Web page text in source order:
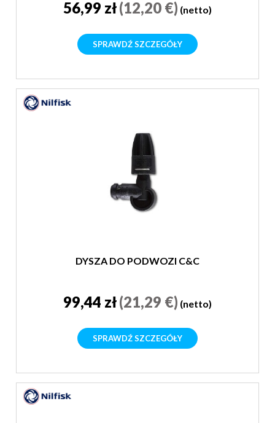
56,99 zł(12,20 €) (netto)
SPRAWDŹ SZCZEGÓŁY
DYSZA DO PODWOZI C&C
99,44 zł(21,29 €) (netto)
SPRAWDŹ SZCZEGÓŁY